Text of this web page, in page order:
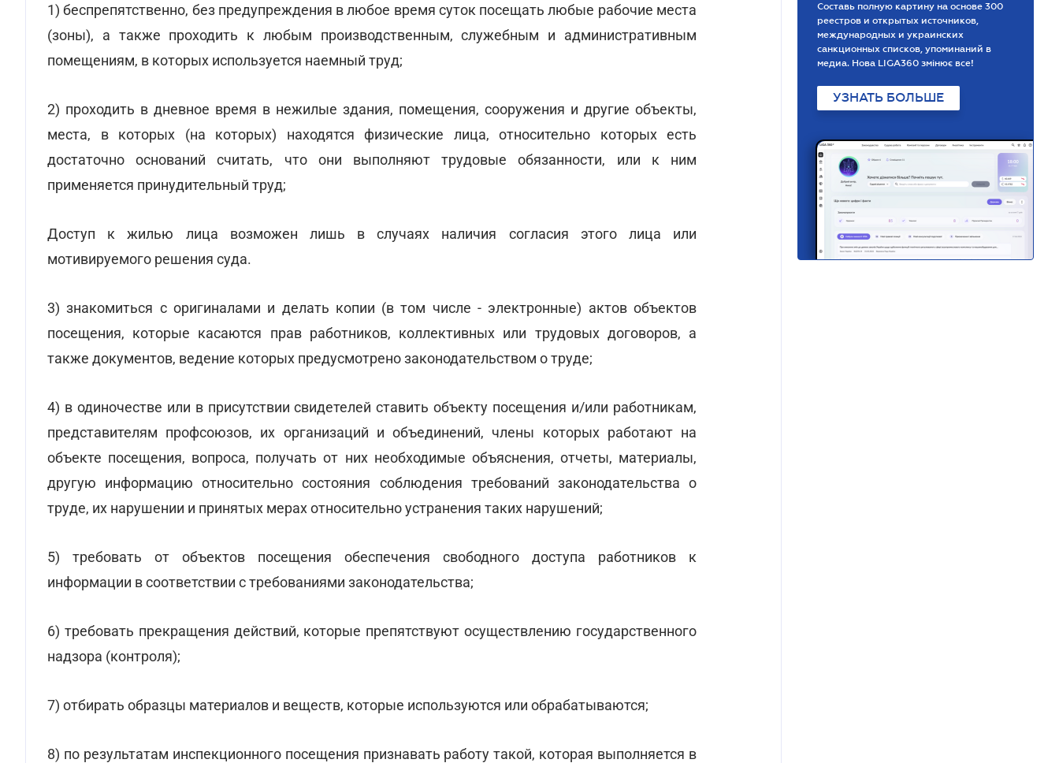
1) беспрепятственно, без предупреждения в любое время суток посещать любые рабочие места
(зоны), а также проходить к любым производственным, служебным и административным
помещениям, в которых используется наемный труд;
2) проходить в дневное время в нежилые здания, помещения, сооружения и другие объекты,
места, в которых (на которых) находятся физические лица, относительно которых есть
достаточно оснований считать, что они выполняют трудовые обязанности, или к ним
применяется принудительный труд;
Доступ к жилью лица возможен лишь в случаях наличия согласия этого лица или
мотивируемого решения суда.
3) знакомиться с оригиналами и делать копии (в том числе - электронные) актов объектов
посещения, которые касаются прав работников, коллективных или трудовых договоров, а
также документов, ведение которых предусмотрено законодательством о труде;
4) в одиночестве или в присутствии свидетелей ставить объекту посещения и/или работникам,
представителям профсоюзов, их организаций и объединений, члены которых работают на
объекте посещения, вопроса, получать от них необходимые объяснения, отчеты, материалы,
другую информацию относительно состояния соблюдения требований законодательства о
труде, их нарушении и принятых мерах относительно устранения таких нарушений;
5) требовать от объектов посещения обеспечения свободного доступа работников к
информации в соответствии с требованиями законодательства;
6) требовать прекращения действий, которые препятствуют осуществлению государственного
надзора (контроля);
7) отбирать образцы материалов и веществ, которые используются или обрабатываются;
8) по результатам инспекционного посещения признавать работу такой, которая выполняется в
Составь полную картину на основе 300
реестров и открытых источников,
международных и украинских
санкционных списков, упоминаний в
медиа. Нова LIGA360 змінює все!
УЗНАТЬ БОЛЬШЕ